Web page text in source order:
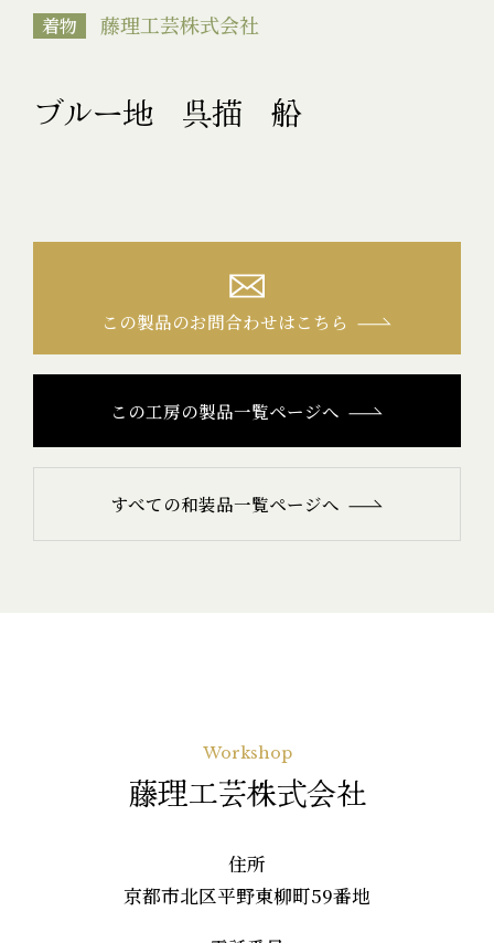
着物 藤理工芸株式会社
ブルー地 呉描 船
この製品のお問合わせはこちら
この工房の製品一覧ページへ
すべての和装品一覧ページへ
Workshop
藤理工芸株式会社
住所
京都市北区平野東柳町59番地